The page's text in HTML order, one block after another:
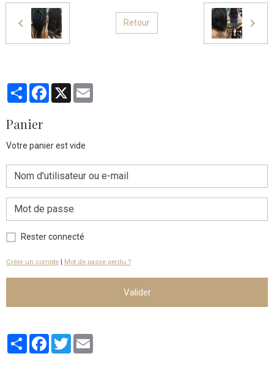
Retour
PartagerFacebook
X
Panier
Votre panier est vide
Rester connecté
Créer un compte | Mot de passe perdu ?
Valider
PartagerFacebook
Twitter